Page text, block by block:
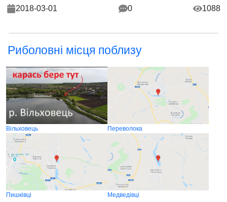
2018-03-01 0 1088
Риболовні місця поблизу
Вільховець Переволока
Пишківці Медведівці